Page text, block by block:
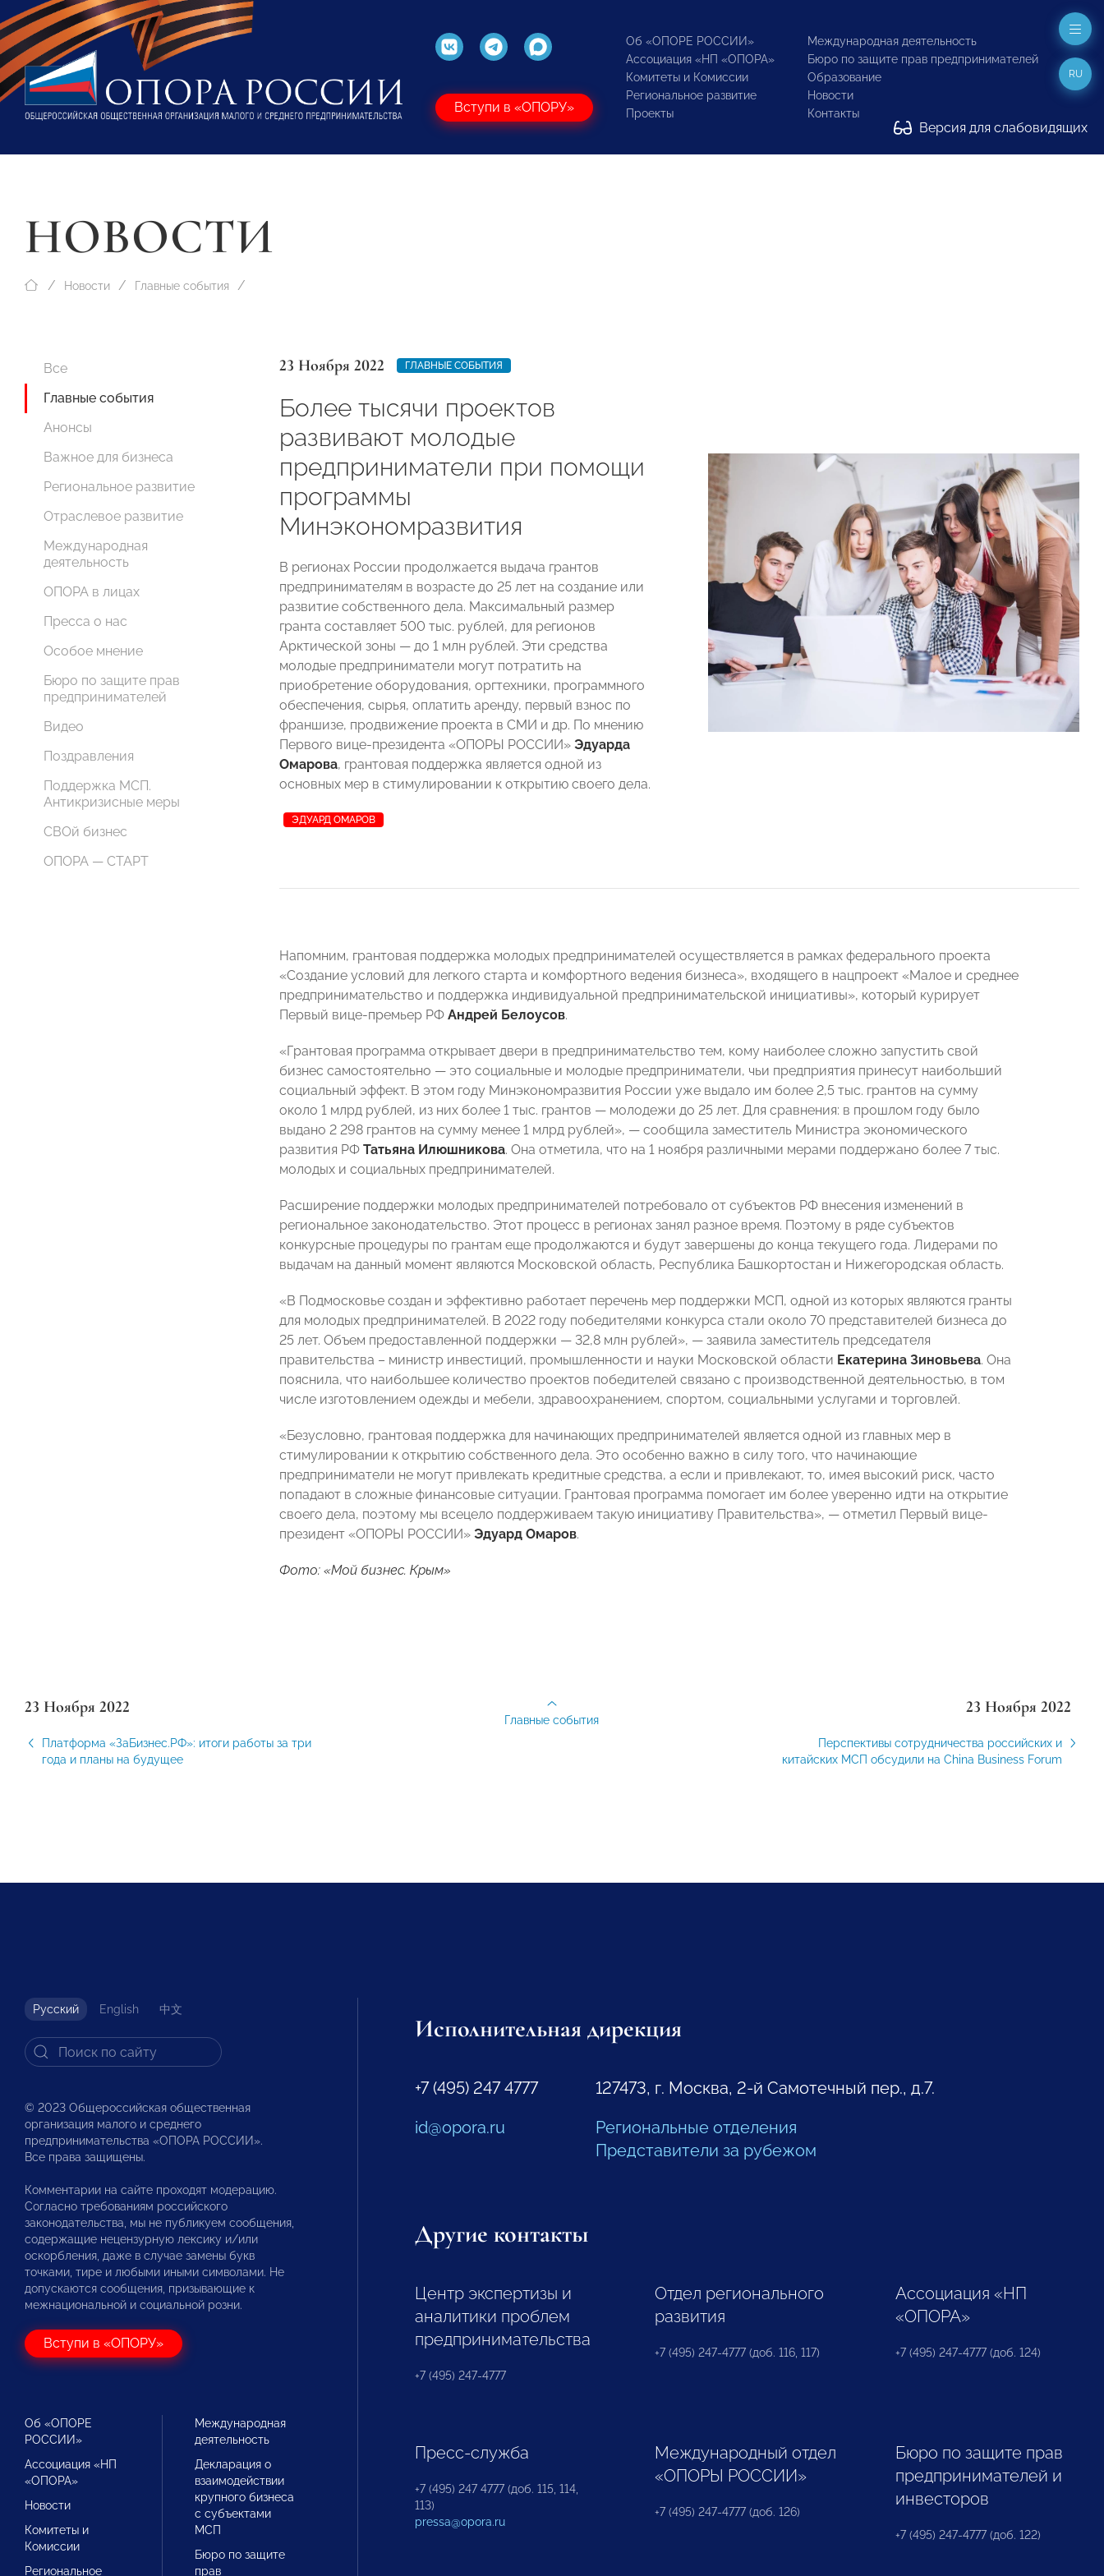
Вступи в «ОПОРУ»
Об «ОПОРЕ РОССИИ»
Ассоциация «НП «ОПОРА»
Комитеты и Комиссии
Региональное развитие
Проекты
Международная деятельность
Бюро по защите прав предпринимателей
Образование
Новости
Контакты
Версия для слабовидящих
RU
НОВОСТИ
Новости Главные события
Все
Главные события
Анонсы
Важное для бизнеса
Региональное развитие
Отраслевое развитие
Международная
деятельность
ОПОРА в лицах
Пресса о нас
Особое мнение
Бюро по защите прав
предпринимателей
Видео
Поздравления
Поддержка МСП.
Антикризисные меры
СВОй бизнес
ОПОРА — СТАРТ
23 Ноября 2022 ГЛАВНЫЕ СОБЫТИЯ
Более тысячи проектов
развивают молодые
предприниматели при помощи
программы
Минэкономразвития
В регионах России продолжается выдача грантов
предпринимателям в возрасте до 25 лет на создание или
развитие собственного дела. Максимальный размер
гранта составляет 500 тыс. рублей, для регионов
Арктической зоны — до 1 млн рублей. Эти средства
молодые предприниматели могут потратить на
приобретение оборудования, оргтехники, программного
обеспечения, сырья, оплатить аренду, первый взнос по
франшизе, продвижение проекта в СМИ и др. По мнению
Первого вице-президента «ОПОРЫ РОССИИ» Эдуарда
Омарова, грантовая поддержка является одной из
основных мер в стимулировании к открытию своего дела.
ЭДУАРД ОМАРОВ
Напомним, грантовая поддержка молодых предпринимателей осуществляется в рамках федерального проекта
«Создание условий для легкого старта и комфортного ведения бизнеса», входящего в нацпроект «Малое и среднее
предпринимательство и поддержка индивидуальной предпринимательской инициативы», который курирует
Первый вице-премьер РФ Андрей Белоусов.
«Грантовая программа открывает двери в предпринимательство тем, кому наиболее сложно запустить свой
бизнес самостоятельно — это социальные и молодые предприниматели, чьи предприятия принесут наибольший
социальный эффект. В этом году Минэкономразвития России уже выдало им более 2,5 тыс. грантов на сумму
около 1 млрд рублей, из них более 1 тыс. грантов — молодежи до 25 лет. Для сравнения: в прошлом году было
выдано 2 298 грантов на сумму менее 1 млрд рублей», — сообщила заместитель Министра экономического
развития РФ Татьяна Илюшникова. Она отметила, что на 1 ноября различными мерами поддержано более 7 тыс.
молодых и социальных предпринимателей.
Расширение поддержки молодых предпринимателей потребовало от субъектов РФ внесения изменений в
региональное законодательство. Этот процесс в регионах занял разное время. Поэтому в ряде субъектов
конкурсные процедуры по грантам еще продолжаются и будут завершены до конца текущего года. Лидерами по
выдачам на данный момент являются Московской область, Республика Башкортостан и Нижегородская область.
«В Подмосковье создан и эффективно работает перечень мер поддержки МСП, одной из которых являются гранты
для молодых предпринимателей. В 2022 году победителями конкурса стали около 70 представителей бизнеса до
25 лет. Объем предоставленной поддержки — 32,8 млн рублей», — заявила заместитель председателя
правительства – министр инвестиций, промышленности и науки Московской области Екатерина Зиновьева. Она
пояснила, что наибольшее количество проектов победителей связано с производственной деятельностью, в том
числе изготовлением одежды и мебели, здравоохранением, спортом, социальными услугами и торговлей.
«Безусловно, грантовая поддержка для начинающих предпринимателей является одной из главных мер в
стимулировании к открытию собственного дела. Это особенно важно в силу того, что начинающие
предприниматели не могут привлекать кредитные средства, а если и привлекают, то, имея высокий риск, часто
попадают в сложные финансовые ситуации. Грантовая программа помогает им более уверенно идти на открытие
своего дела, поэтому мы всецело поддерживаем такую инициативу Правительства», — отметил Первый вице-
президент «ОПОРЫ РОССИИ» Эдуард Омаров.
Фото: «Мой бизнес. Крым»
23 Ноября 2022
Платформа «ЗаБизнес.РФ»: итоги работы за три
года и планы на будущее
23 Ноября 2022
Перспективы сотрудничества российских и
китайских МСП обсудили на China Business Forum
Главные события
Русский English 中文
© 2023 Общероссийская общественная
организация малого и среднего
предпринимательства «ОПОРА РОССИИ».
Все права защищены.
Комментарии на сайте проходят модерацию.
Согласно требованиям российского
законодательства, мы не публикуем сообщения,
содержащие нецензурную лексику и/или
оскорбления, даже в случае замены букв
точками, тире и любыми иными символами. Не
допускаются сообщения, призывающие к
межнациональной и социальной розни.
Вступи в «ОПОРУ»
Об «ОПОРЕ
РОССИИ»
Ассоциация «НП
«ОПОРА»
Новости
Комитеты и
Комиссии
Региональное
Международная
деятельность
Декларация о
взаимодействии
крупного бизнеса
с субъектами
МСП
Бюро по защите
прав
Исполнительная дирекция
+7 (495) 247 4777
id@opora.ru
127473, г. Москва, 2-й Самотечный пер., д.7.
Региональные отделения
Представители за рубежом
Другие контакты
Центр экспертизы и
аналитики проблем
предпринимательства
+7 (495) 247-4777
Отдел регионального
развития
+7 (495) 247-4777 (доб. 116, 117)
Ассоциация «НП
«ОПОРА»
+7 (495) 247-4777 (доб. 124)
Пресс-служба
+7 (495) 247 4777 (доб. 115, 114,
113)
pressa@opora.ru
Международный отдел
«ОПОРЫ РОССИИ»
+7 (495) 247-4777 (доб. 126)
Бюро по защите прав
предпринимателей и
инвесторов
+7 (495) 247-4777 (доб. 122)